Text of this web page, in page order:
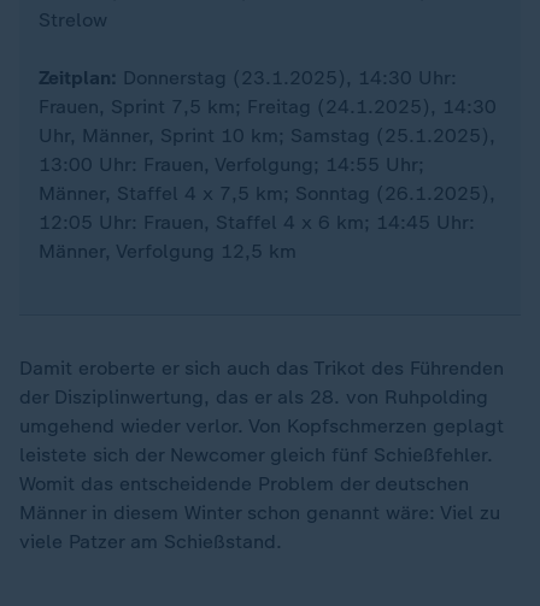
Strelow
Zeitplan: Donnerstag (23.1.2025), 14:30 Uhr:
Frauen, Sprint 7,5 km; Freitag (24.1.2025), 14:30
Uhr, Männer, Sprint 10 km; Samstag (25.1.2025),
13:00 Uhr: Frauen, Verfolgung; 14:55 Uhr;
Männer, Staffel 4 x 7,5 km; Sonntag (26.1.2025),
12:05 Uhr: Frauen, Staffel 4 x 6 km; 14:45 Uhr:
Männer, Verfolgung 12,5 km
Damit eroberte er sich auch das Trikot des Führenden
der Disziplinwertung, das er als 28. von Ruhpolding
umgehend wieder verlor. Von Kopfschmerzen geplagt
leistete sich der Newcomer gleich fünf Schießfehler.
Womit das entscheidende Problem der deutschen
Männer in diesem Winter schon genannt wäre: Viel zu
viele Patzer am Schießstand.